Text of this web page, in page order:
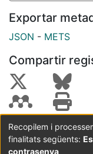
Exportar
JSON - METS
Compartir
Coordinació:CRAI UB Avís legal
subjectes a:
Recopilem i
finalitats següents:
contrasenya